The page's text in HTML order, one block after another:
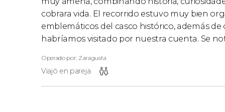
cobrara vida. El recorrido estuvo muy bien
emblemáticos del casco histórico, además
habríamos visitado por nuestra cuenta. Se
Operado por: Zaragusta
Viajó en pareja